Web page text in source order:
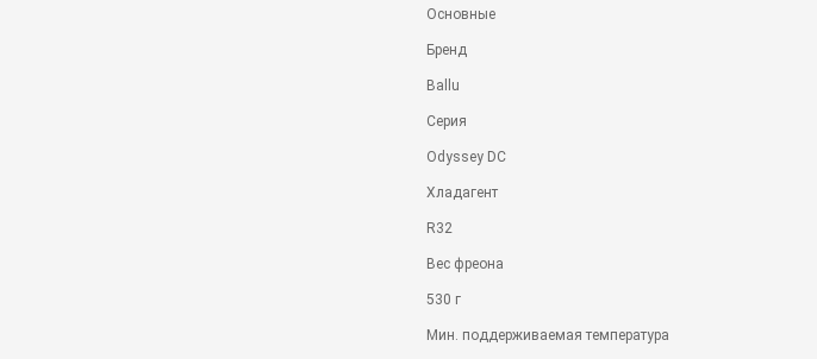
Основные
Бренд
Ballu
Серия
Odyssey DC
Хладагент
R32
Вес фреона
530 г
Мин. поддерживаемая температура